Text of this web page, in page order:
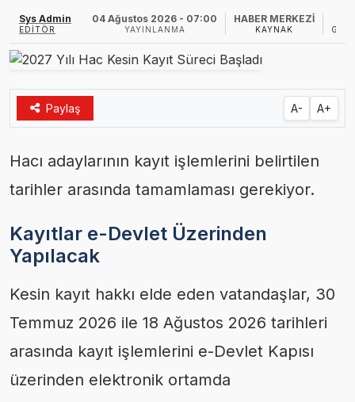
Sys Admin
EDITÖR
04 Ağustos 2026 - 07:00
YAYINLANMA
HABER MERKEZİ
KAYNAK
Paylaş A- A+
Hacı adaylarının kayıt işlemlerini belirtilen
tarihler arasında tamamlaması gerekiyor.
Kayıtlar e-Devlet Üzerinden
Yapılacak
Kesin kayıt hakkı elde eden vatandaşlar, 30
Temmuz 2026 ile 18 Ağustos 2026 tarihleri
arasında kayıt işlemlerini e-Devlet Kapısı
üzerinden elektronik ortamda